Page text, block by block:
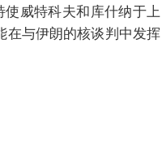
使威特科夫和库什纳于上
在与伊朗的核谈判中发挥